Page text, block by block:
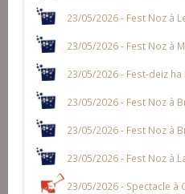
23/05/2026 - Fest Noz à
23/05/2026 - Fest Noz à
23/05/2026 - Fest-deiz
23/05/2026 - Fest Noz à
23/05/2026 - Fest Noz à
23/05/2026 - Fest Noz à
23/05/2026 - Spectacle à